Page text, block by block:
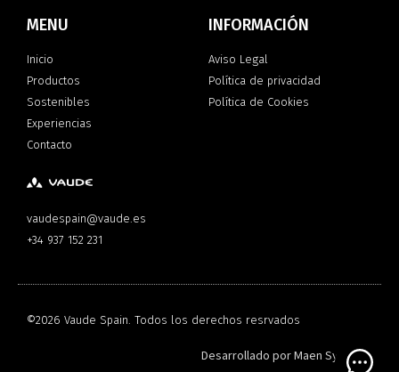
MENU
Inicio
Productos
Sostenibles
Experiencias
Contacto
INFORMACIÓN
Aviso Legal
Política de privacidad
Política de Cookies
vaudespain@vaude.es
+34 937 152 231
©2026 Vaude Spain. Todos los derechos resrvados
Desarrollado porMaen Systems